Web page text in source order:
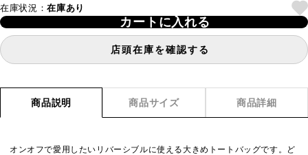
在庫状況：在庫あり
カートに入れる
店頭在庫を確認する
商品説明 商品サイズ 商品詳細
オンオフで愛用したいリバーシブルに使える大きめトートバッグです。ど